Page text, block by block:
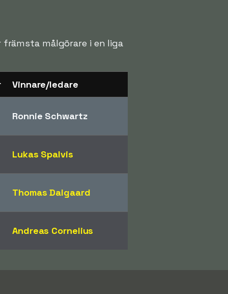
målgörare i en liga
Vinnare/ledare
Ronnie Schwartz
Lukas Spalvis
Thomas Dalgaard
Andreas Cornelius